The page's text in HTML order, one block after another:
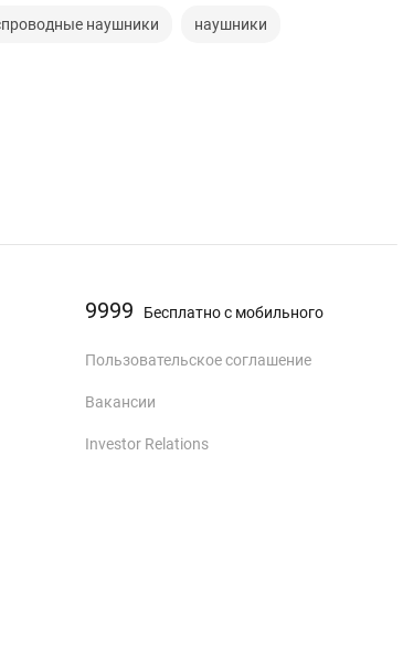
наушники наушники
9999 Бесплатно с мобильного
Пользовательское соглашение
Вакансии
Investor Relations